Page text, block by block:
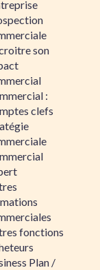
son
:
clefs
fonctions
Plan /